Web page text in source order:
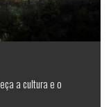
a cultura e o